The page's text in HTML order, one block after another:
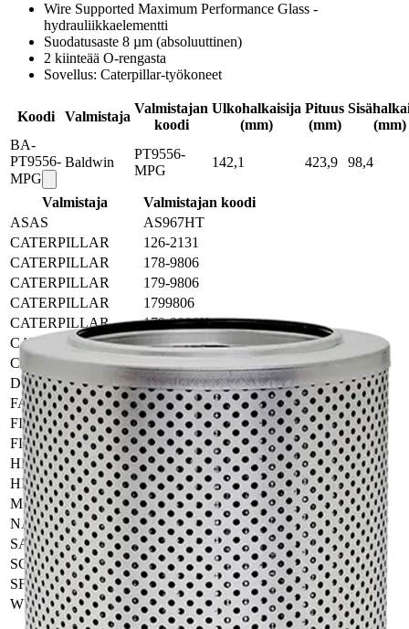
Wire Supported Maximum Performance Glass -
hydrauliikkaelementti
Suodatusaste 8 µm (absoluuttinen)
2 kiinteää O-rengasta
Sovellus: Caterpillar-työkoneet
Koodi Valmistaja
Valmistajan
koodi
Ulkohalkaisija
(mm)
Pituus
(mm)
(mm)
BA-
PT9556-
MPG
Baldwin
PT9556-
MPG
142,1 423,9 98,4
Valmistaja
Valmistajan koodi
ASAS
AS967HT
CATERPILLAR
126-2131
CATERPILLAR
178-9806
CATERPILLAR
179-9806
CATERPILLAR
1799806
CATERPILLAR
179-9806X
CATERPILLAR
216-6676
CATERPILLAR
342-1823
DONALDSON
P571271
FAI-FILTRI
CF06540931
FILTREC
WG685
FLEETGUARD
HF35440
HENGST
EY895H
HIFI
SH66186
MANN & HUMMEL HD15006
NAPA
7896
SAKURA
H5522
SCHUPP
HY9790/1
SF-FILTER
HY97901
WIX
57896